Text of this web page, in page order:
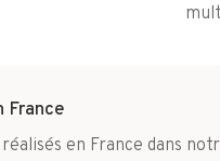
France
en France dans